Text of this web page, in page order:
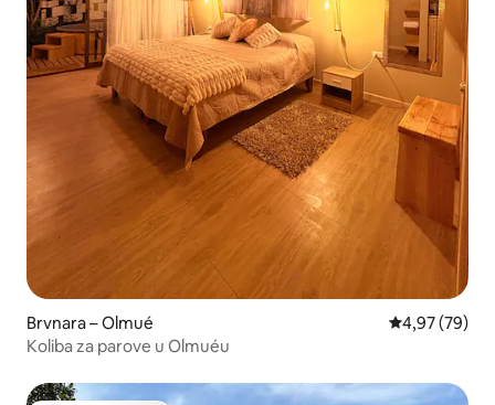
Brvnara – Olmué Prosječna
4,97 (79)
Koliba za parove u Olmuéu